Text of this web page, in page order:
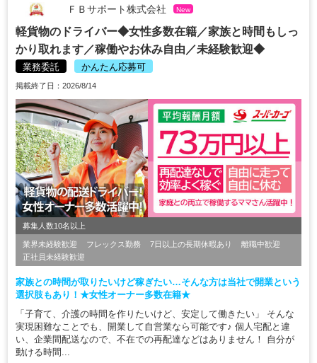
ＦＢサポート株式会社 New
軽貨物のドライバー◆女性多数在籍／家族と時間もしっ
かり取れます／稼働やお休み自由／未経験歓迎◆
業務委託 かんたん応募可
掲載終了日：2026/8/14
募集人数10名以上
業界未経験歓迎 フレックス勤務 7日以上の長期休暇あり
離職中歓迎
正社員未経験歓迎
家族との時間が取りたいけど稼ぎたい…そんな方は当社で開業という
選択肢もあり！★女性オーナー多数在籍★
「子育て、介護の時間を作りたいけど、安定して働きたい」 そんな
実現困難なことでも、開業して自営業なら可能です♪ 個人宅配と違
い、企業間配送なので、不在での再配達などはありません！ 自分が
動ける時間...